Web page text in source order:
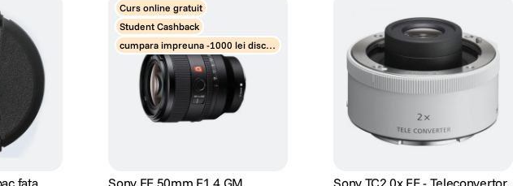
fata,
Curs online gratuit
Student Cashback
cumpara impreuna -1000 lei disco
unt obiective
Sony FE 50mm F1.4 GM Sony TC2.0x FE - Teleconvertor